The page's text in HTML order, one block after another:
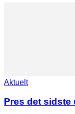
Aktuelt
Pres det